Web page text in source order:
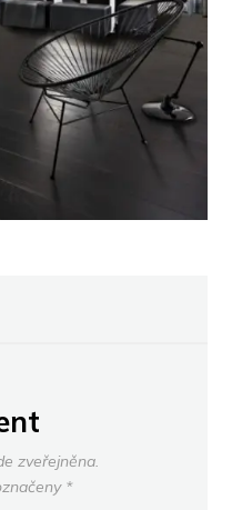
zveřejněna.
*